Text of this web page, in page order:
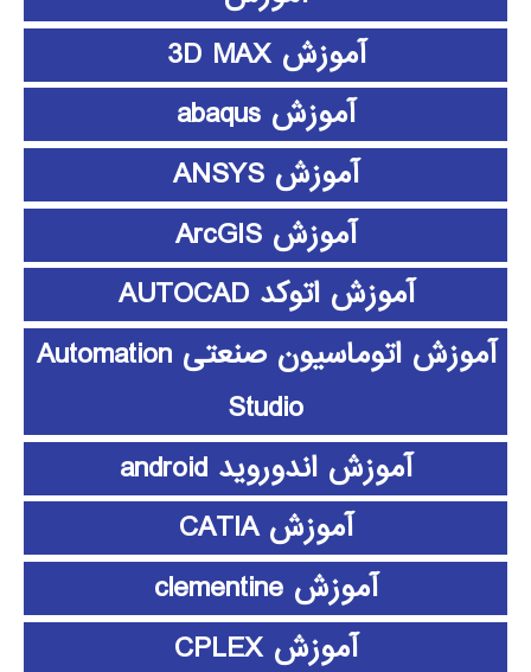
آموزش 3D MAX
آموزش abaqus
آموزش ANSYS
آموزش ArcGIS
آموزش اتوکد AUTOCAD
آموزش اتوماسیون صنعتی Automation
Studio
آموزش اندوروید android
آموزش CATIA
آموزش clementine
آموزش CPLEX